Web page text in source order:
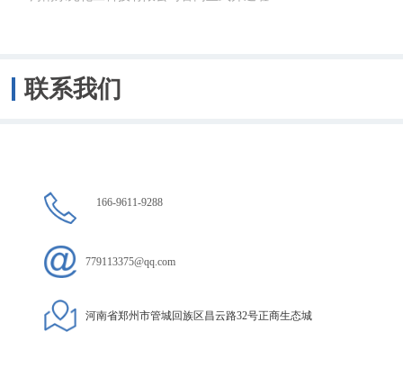
联系我们
166-9611-9288
779113375@qq.com
河南省郑州市管城回族区昌云路32号正商生态城